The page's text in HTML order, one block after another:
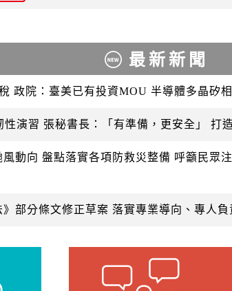
最新新聞
政院：臺美已有投資MOU 半導體多晶矽
性演習 張秘書長：「有準備，更安全」 打
動向 盤點落實各項防救災整備 呼籲民眾
部分條文修正草案 落實專業導向、專人負